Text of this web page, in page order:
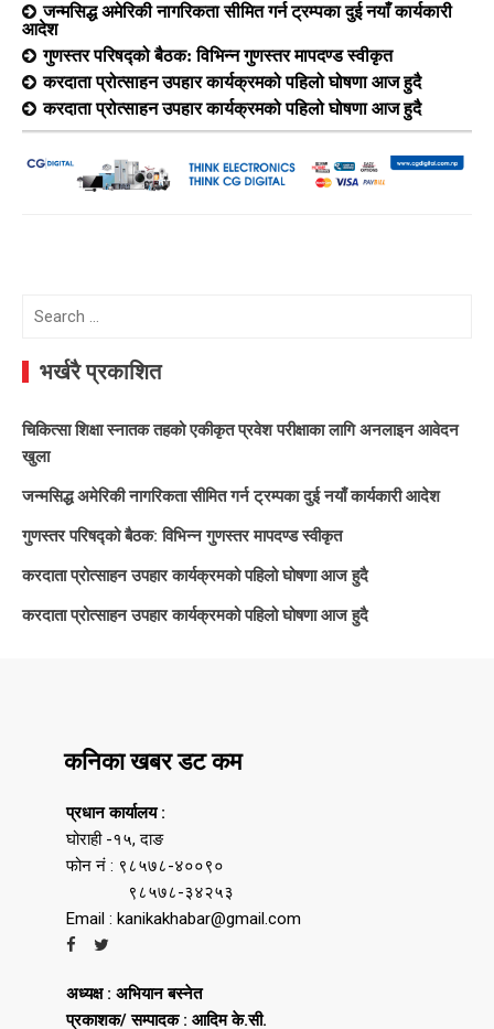
जन्मसिद्ध अमेरिकी नागरिकता सीमित गर्न ट्रम्पका दुई नयाँ कार्यकारी
आदेश
गुणस्तर परिषद्को बैठक: विभिन्न गुणस्तर मापदण्ड स्वीकृत
करदाता प्रोत्साहन उपहार कार्यक्रमको पहिलो घोषणा आज हुदै
करदाता प्रोत्साहन उपहार कार्यक्रमको पहिलो घोषणा आज हुदै
Search
भर्खरै प्रकाशित
चिकित्सा शिक्षा स्नातक तहको एकीकृत प्रवेश परीक्षाका लागि अनलाइन आवेदन
खुला
जन्मसिद्ध अमेरिकी नागरिकता सीमित गर्न ट्रम्पका दुई नयाँ कार्यकारी आदेश
गुणस्तर परिषद्को बैठक: विभिन्न गुणस्तर मापदण्ड स्वीकृत
करदाता प्रोत्साहन उपहार कार्यक्रमको पहिलो घोषणा आज हुदै
करदाता प्रोत्साहन उपहार कार्यक्रमको पहिलो घोषणा आज हुदै
कनिका खबर डट कम
प्रधान कार्यालय :
घोराही -१५, दाङ
फोन नं : ९८५७८-४००९०
९८५७८-३४२५३
Email : kanikakhabar@gmail.com
अध्यक्ष : अभियान बस्नेत
प्रकाशक/ सम्पादक : आदिम के.सी.